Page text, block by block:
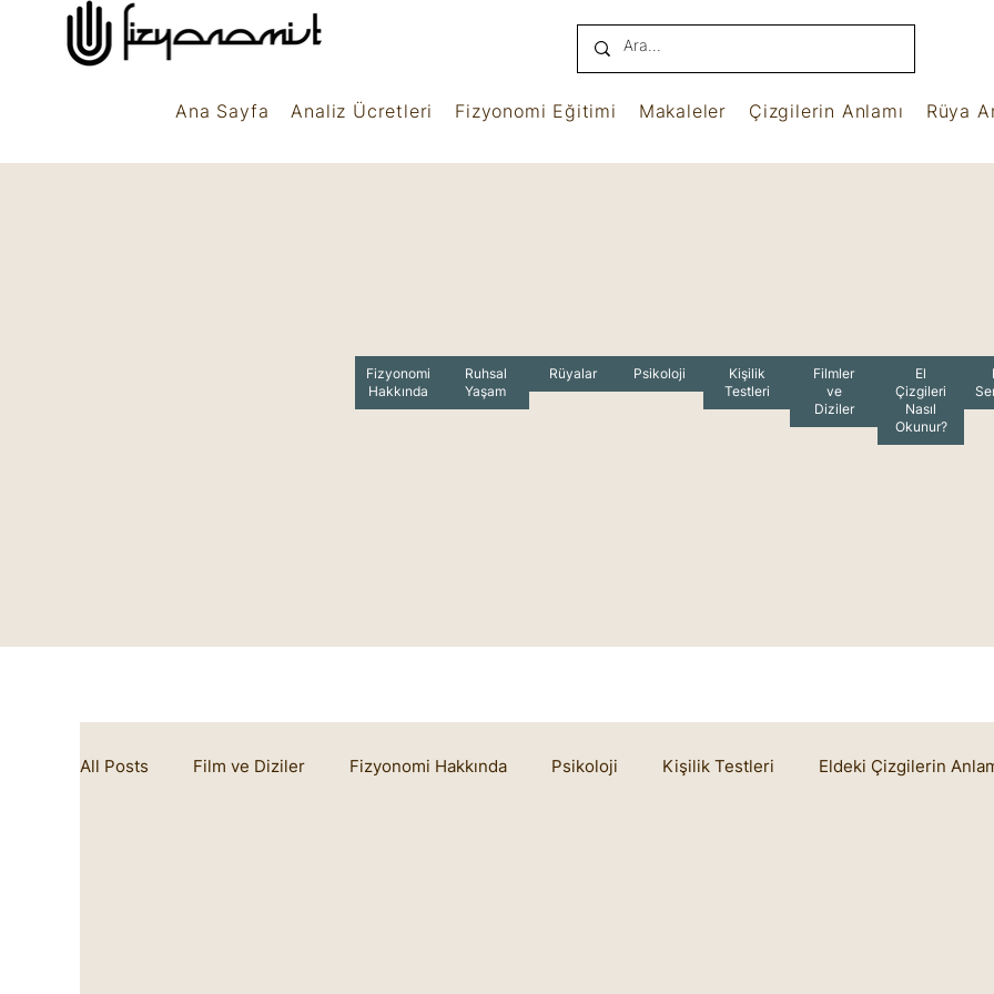
Ana Sayfa Analiz Ücretleri Fizyonomi Eğitimi Makaleler Çizgilerin Anlamı Rüya
Fizyonomi
Hakkında
Ruhsal
Yaşam
Rüyalar Psikoloji
Kişilik
Testleri
Filmler
ve
Diziler
El
Çizgileri
Nasıl
Okunur?
All Posts Film ve Diziler Fizyonomi Hakkında Psikoloji Kişilik Testleri Eldeki Çizgilerin